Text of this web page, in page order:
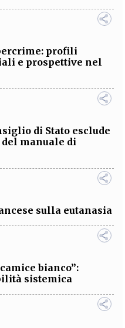
profili
e prospettive nel
di Stato esclude
manuale di
sulla eutanasia
bianco”:
sistemica